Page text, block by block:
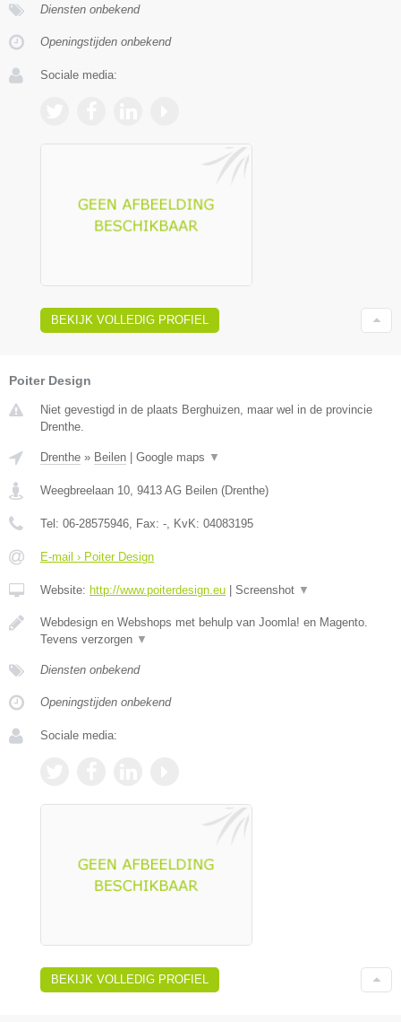
Diensten onbekend
Openingstijden onbekend
Sociale media:
BEKIJK VOLLEDIG PROFIEL
Poiter Design
Niet gevestigd in de plaats Berghuizen, maar wel in de provincie
Drenthe.
Drenthe » Beilen | Google maps ▼
Weegbreelaan 10 9413 AG Beilen (Drenthe)
Tel: 06-28575946 , Fax: - , KvK: 04083195
E-mail › Poiter Design
Website: http://www.poiterdesign.eu | Screenshot ▼
Webdesign en Webshops met behulp van Joomla! en Magento.
Tevens verzorgen ▼
Diensten onbekend
Openingstijden onbekend
Sociale media:
BEKIJK VOLLEDIG PROFIEL